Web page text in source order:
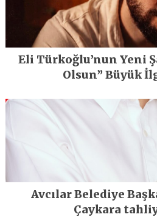
Eli Türkoğlu’nun Yeni
Olsun” Büyük
Avcılar Belediye
Çaykara